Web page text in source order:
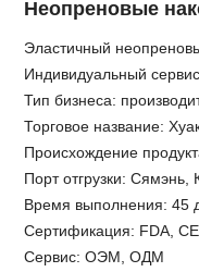
Неопреновые
Эластичный
Индивидуальный
Тип бизнеса:
Торговое название:
Происхождение
Порт отгрузки: Сямэнь,
Время выполнения: 45
Сертификация: FDA,
Сервис: ОЭМ, ОДМ